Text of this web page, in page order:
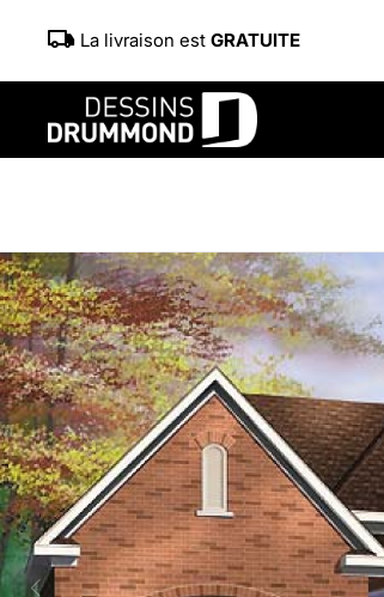
La livraison est GRATUITE